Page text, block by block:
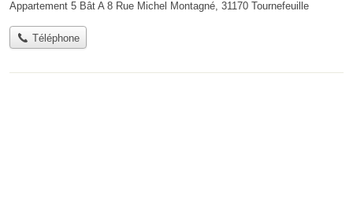
Appartement 5 Bât A 8 Rue Michel Montagné, 31170 Tournefeuille
Téléphone